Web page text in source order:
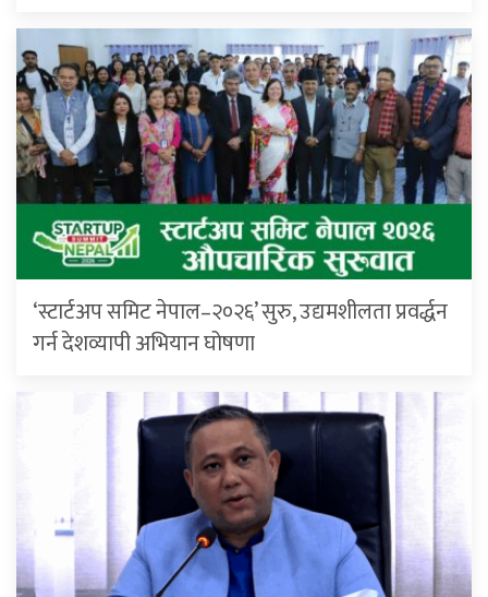
‘स्टार्टअप समिट नेपाल–२०२६’ सुरु, उद्यमशीलता प्रवर्द्धन
गर्न देशव्यापी अभियान घोषणा